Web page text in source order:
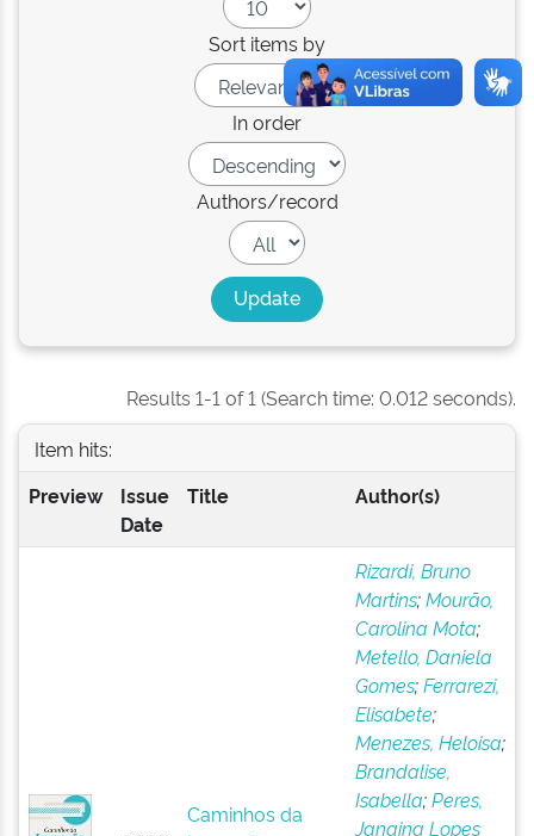
Sort items by
In order
Authors/record
Results 1-1 of 1 (Search time: 0.012 seconds).
Item hits:
Preview
Issue
Date
Title Author(s)
Caminhos da
Rizardi, Bruno
Martins;Mourão,
Carolina Mota;
Metello, Daniela
Gomes;Ferrarezi,
Elisabete;
Menezes, Heloisa;
Brandalise,
Isabella;Peres,
Janaina Lopes